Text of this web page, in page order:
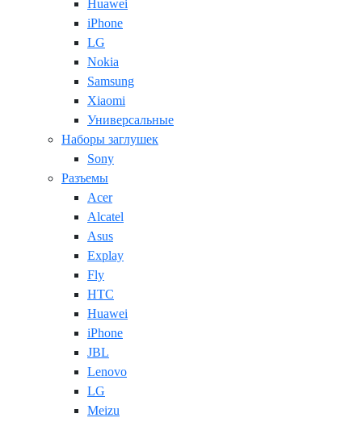
Huawei
iPhone
LG
Nokia
Samsung
Xiaomi
Универсальные
Наборы заглушек
Sony
Разъемы
Acer
Alcatel
Asus
Explay
Fly
HTC
Huawei
iPhone
JBL
Lenovo
LG
Meizu